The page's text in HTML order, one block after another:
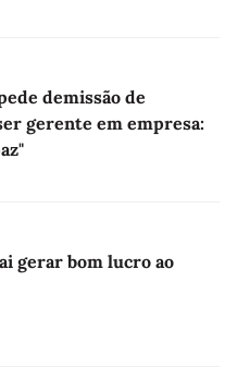
demissão de
gerente em empresa:
gerar bom lucro ao